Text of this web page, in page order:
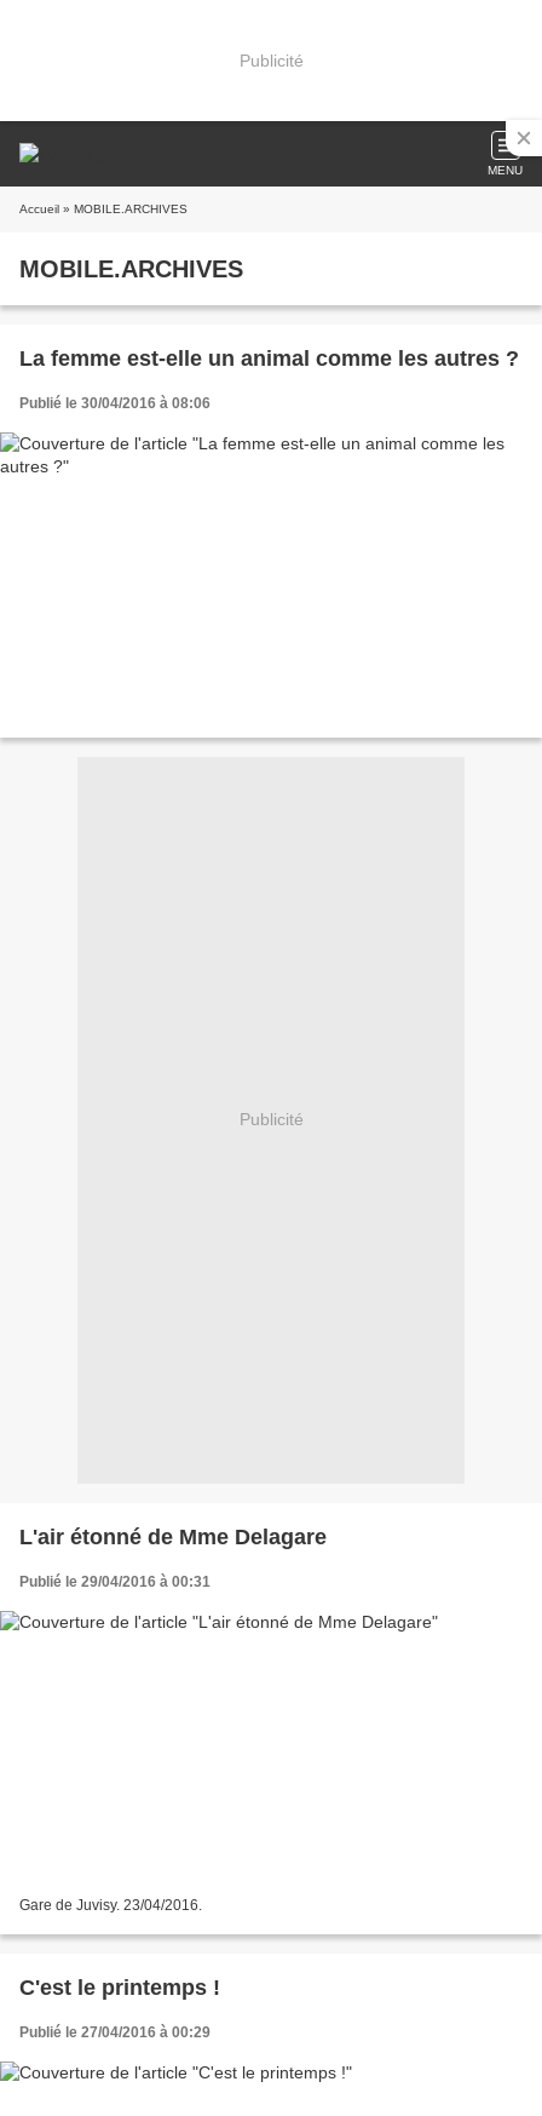
Publicité
MENU
Accueil » MOBILE.ARCHIVES
MOBILE.ARCHIVES
La femme est-elle un animal comme les autres ?
Publié le 30/04/2016 à 08:06
Publicité
L'air étonné de Mme Delagare
Publié le 29/04/2016 à 00:31
Gare de Juvisy. 23/04/2016.
C'est le printemps !
Publié le 27/04/2016 à 00:29